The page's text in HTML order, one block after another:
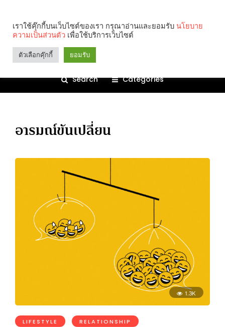
Search Categories
อารมณ์ขันเปลี่ยน
1.3K
LIFESTYLE RELATIONSHIP
เราใช้คุ๊กกี้บนเว็บไซต์ของเรา กรุณาอ่านและยอมรับ นโยบาย
ความเป็นส่วนตัว เพื่อใช้บริการเว็บไซต์
ตัวเลือกคุ๊กกี้ ยอมรับ